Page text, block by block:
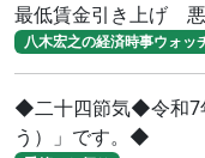
最低賃金引き上げ
八木宏之の経済時事ウォッ
◆二十四節気◆令和7
う）」です。◆